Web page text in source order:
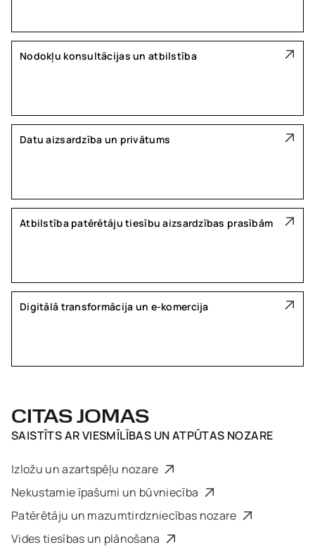
Nodokļu konsultācijas un atbilstība
Datu aizsardzība un privātums
Atbilstība patērētāju tiesību aizsardzības prasībām
Digitālā transformācija un e-komercija
CITAS JOMAS
SAISTĪTS ARVIESMĪLĪBAS UN ATPŪTAS NOZARE
Izložu un azartspēļu nozare
Nekustamie īpašumi un būvniecība
Patērētāju un mazumtirdzniecības nozare
Vides tiesības un plānošana